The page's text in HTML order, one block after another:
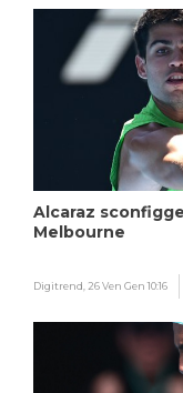
Alcaraz
Melbourne
Digitrend, 26 Ven Gen 10:16